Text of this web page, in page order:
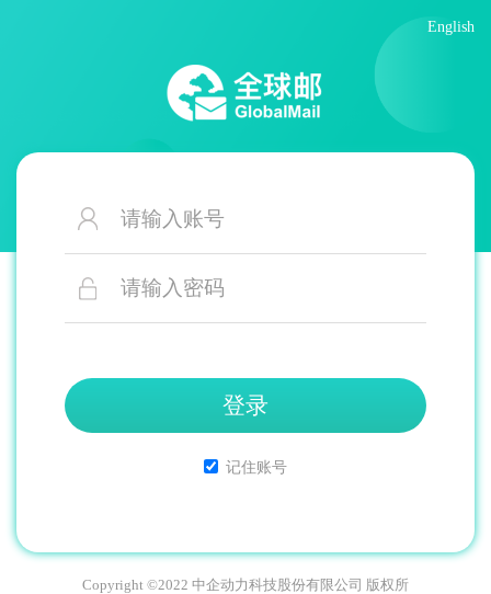
English
号
登录
记住账号
Copyright ©2022 中企动力科技股份有限公司 版权所